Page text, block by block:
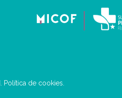
Política de cookies